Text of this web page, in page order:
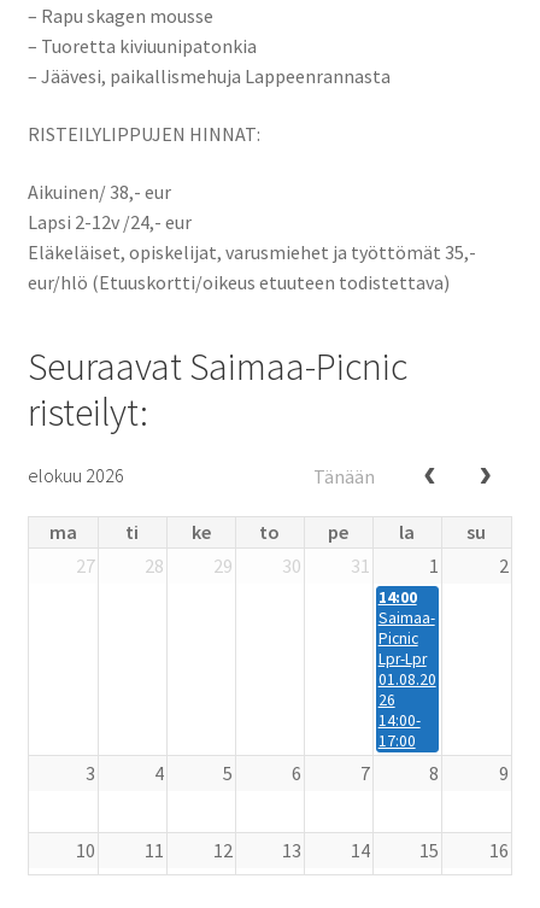
– Rapu skagen mousse
– Tuoretta kiviuunipatonkia
– Jäävesi, paikallismehuja Lappeenrannasta
RISTEILYLIPPUJEN HINNAT:
Aikuinen/ 38,- eur
Lapsi 2-12v /24,- eur
Eläkeläiset, opiskelijat, varusmiehet ja työttömät 35,-
eur/hlö (Etuuskortti/oikeus etuuteen todistettava)
Seuraavat Saimaa-Picnic
risteilyt:
elokuu 2026 Tänään
ma ti ke to pe la
su
27
28 29 30 31 1 2
14:00
Saimaa-
Picnic
Lpr-Lpr
01.08.20
26
14:00-
17:00
3 4 5 6 7 8 9
10 11 12 13 14 15 16